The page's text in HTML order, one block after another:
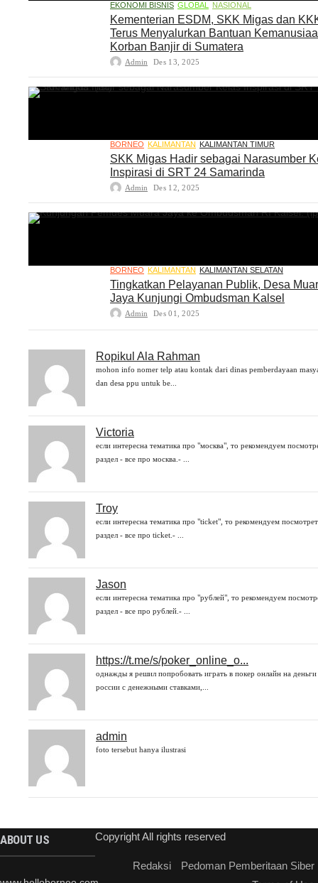
EKONOMI BISNIS GLOBAL NASIONAL
Kementerian ESDM, SKK Migas dan
Terus Menyalurkan Bantuan
Korban Banjir di Sumatera
Admin Des 13, 2025
BORNEO KALIMANTAN KALIMANTAN TIMUR
SKK Migas Hadir sebagai Narasumber
Inspirasi di SRT 24 Samarinda
Admin Des 12, 2025
BORNEO KALIMANTAN KALIMANTAN SELATAN
Tingkatkan Pelayanan Publik, Desa
Jaya Kunjungi Ombudsman Kalsel
Admin Des 01, 2025
Ropikul Ala Rahman
mohon info nomer telp atau kontak dari dinas pemberdayaan
dan desa ppu untuk be...
Victoria
если интересна тематика про "москва", то рекомендуем
раздел - все про москва.- ...
Troy
если интересна тематика про "ticket", то рекомендуем
раздел - все про ticket.- ...
Jason
если интересна тематика про "рублей", то рекомендуем
раздел - все про рублей.- ...
https://t.me/s/poker_online_o...
однажды я решил попробовать играть в покер онлайн на деньги
россии с денежными ставками,...
admin
foto tersebut hanya ilustrasi
ABOUT US Copyright All rights reserved
Redaksi
Pedoman Pemberitaan Siber